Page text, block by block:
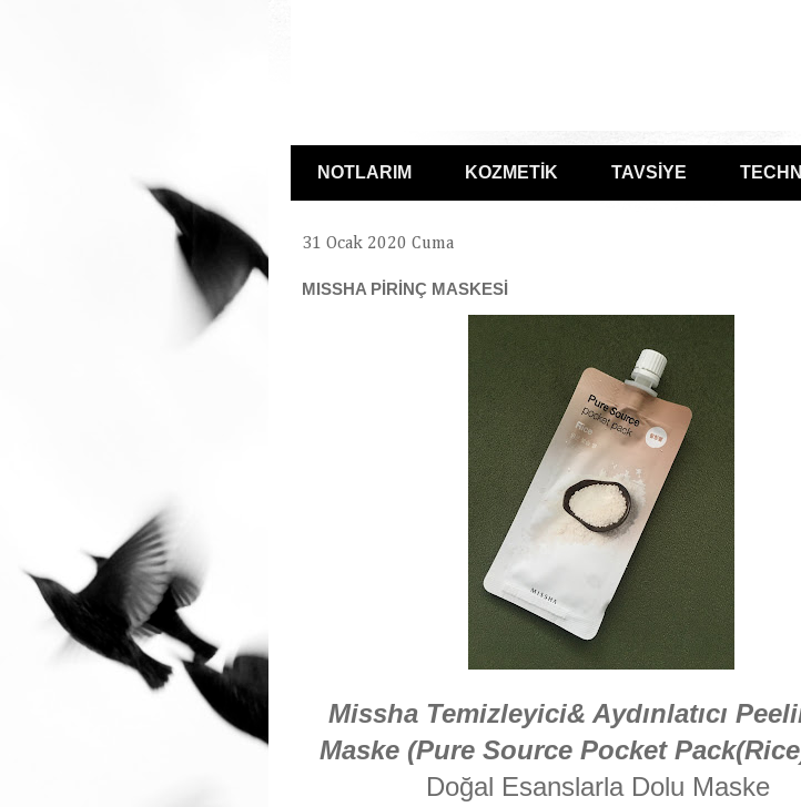
NOTLARIM KOZMETİK TAVSİYE
31 Ocak 2020 Cuma
MISSHA PİRİNÇ MASKESİ
Missha Temizleyici& Aydınlatıcı
Maske (Pure Source Pocket
Doğal Esanslarla Dolu Maske